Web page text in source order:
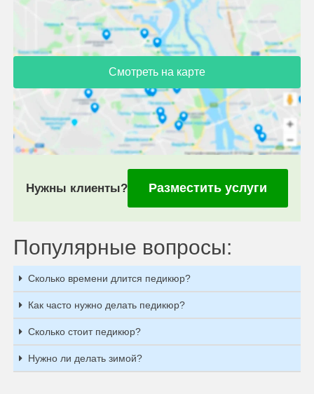
Смотреть на карте
Нужны клиенты? Разместить услуги
Популярные вопросы:
Сколько времени длится педикюр?
Как часто нужно делать педикюр?
Сколько стоит педикюр?
Нужно ли делать зимой?